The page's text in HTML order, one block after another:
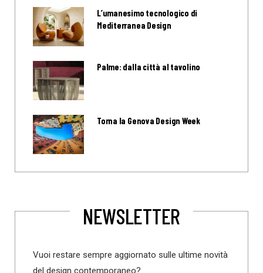
L’umanesimo tecnologico di
Mediterranea Design
Palme: dalla città al tavolino
Torna la Genova Design Week
NEWSLETTER
Vuoi restare sempre aggiornato sulle ultime novità
del design contemporaneo?